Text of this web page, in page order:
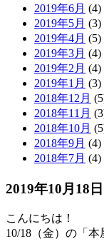
2019年6月 (4)
2019年5月 (3)
2019年4月 (5)
2019年3月 (4)
2019年2月 (4)
2019年1月 (3)
2018年12月
2018年11月
2018年10月
2018年9月 (4)
2018年7月 (4)
2019年10月18
こんにちは！
10/18（金）の「